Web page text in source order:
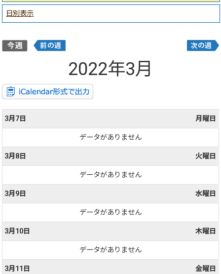
日別表示
2022年3月
3月7日 月曜日
データがありません
3月8日 火曜日
データがありません
3月9日 水曜日
データがありません
3月10日 木曜日
データがありません
3月11日 金曜日